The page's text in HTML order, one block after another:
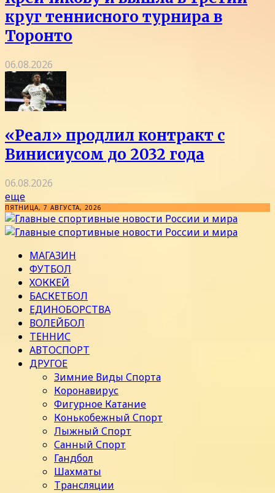
круг теннисного турнира в
Торонто
06.08.2026
«Реал» продлил контракт с
Винисиусом до 2032 года
06.08.2026
еще
ПЯТНИЦА, 7 АВГУСТА, 2026
МАГАЗИН
ФУТБОЛ
ХОККЕЙ
БАСКЕТБОЛ
ЕДИНОБОРСТВА
ВОЛЕЙБОЛ
ТЕННИС
АВТОСПОРТ
ДРУГОЕ
Зимние Виды Спорта
Коронавирус
Фигурное Катание
Конькобежный Спорт
Лыжный Спорт
Санный Спорт
Гандбол
Шахматы
Трансляции